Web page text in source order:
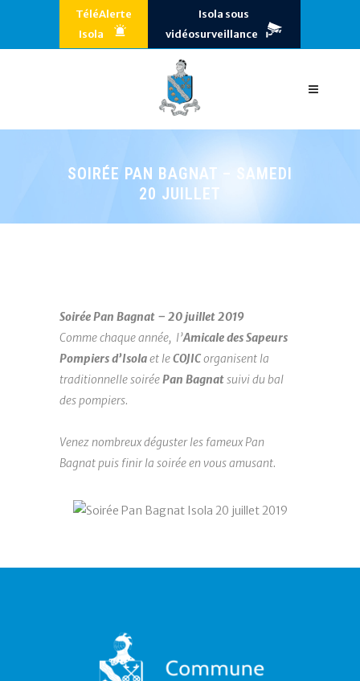
TéléAlerte
Isola
Isola sous
vidéosurveillance
SOIRÉE PAN BAGNAT – SAMEDI
20 JUILLET
Soirée Pan Bagnat – 20 juillet 2019
Comme chaque année, l’Amicale des Sapeurs
Pompiers d’Isolaet leCOJICorganisent la
traditionnelle soiréePan Bagnatsuivi du bal
des pompiers.
Venez nombreux déguster les fameux Pan
Bagnat puis finir la soirée en vous amusant.